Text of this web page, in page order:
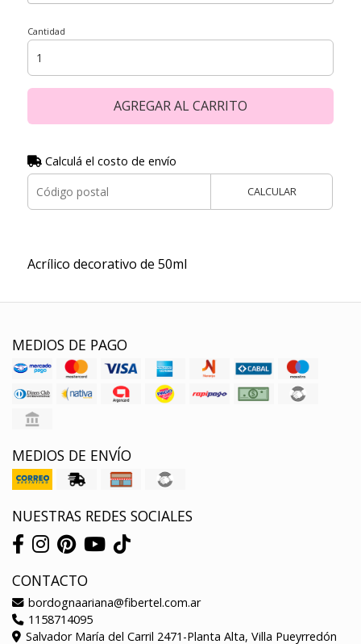
Cantidad
AGREGAR AL CARRITO
Calculá el costo de envío
CALCULAR
Acrílico decorativo de 50ml
MEDIOS DE PAGO
MEDIOS DE ENVÍO
NUESTRAS REDES SOCIALES
CONTACTO
bordognaariana@fibertel.com.ar
1158714095
Salvador María del Carril 2471-Planta Alta, Villa Pueyrredón